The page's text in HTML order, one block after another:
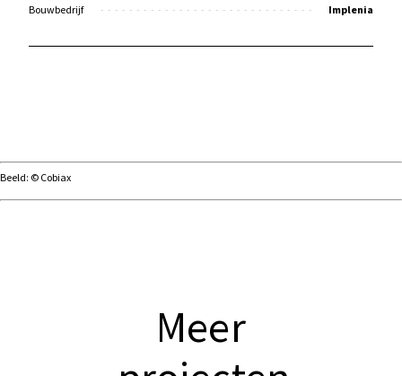
Bouwbedrijf Implenia
Beeld: © Cobiax
Meer